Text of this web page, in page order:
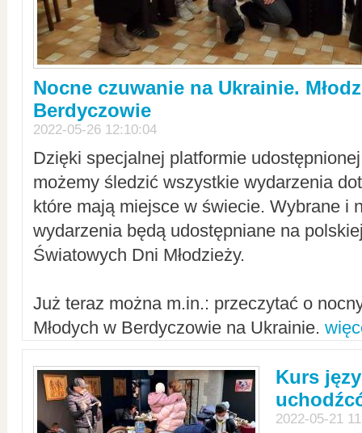
Nocne czuwanie na Ukrainie.
Berdyczowie
2022-05-26 12:10:04
Dzięki specjalnej platformie
możemy śledzić wszystkie wydarzenia
które mają miejsce w świecie. Wybrane i
wydarzenia będą udostępniane na
Światowych Dni Młodzieży.
Już teraz można m.in.: przeczytać o
Młodych w Berdyczowie na Ukrainie.
Kurs
2022-05-21